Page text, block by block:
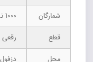
شمارگان
1000 نسخه
قطع
رقعی
محل
دزفول